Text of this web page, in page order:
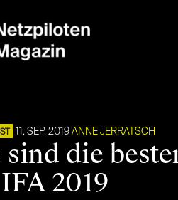
11. SEP. 2019 ANNE JERRATSCH
sind die
2019